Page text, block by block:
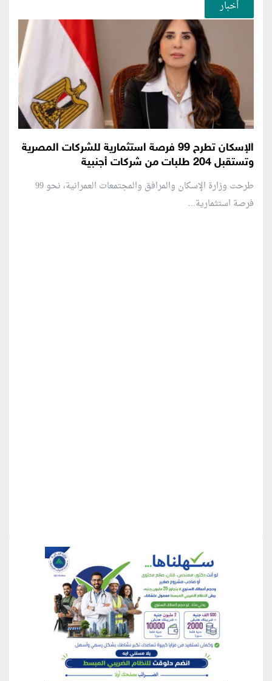
أخبار
الإسكان تطرح 99 فرصة استثمارية للشركات المصرية
وتستقبل 204 طلبات من شركات أجنبية
طرحت وزارة الإسكان والمرافق والمجتمعات العمرانية، نحو 99
فرصة استثمارية...
منطقة إعلانية